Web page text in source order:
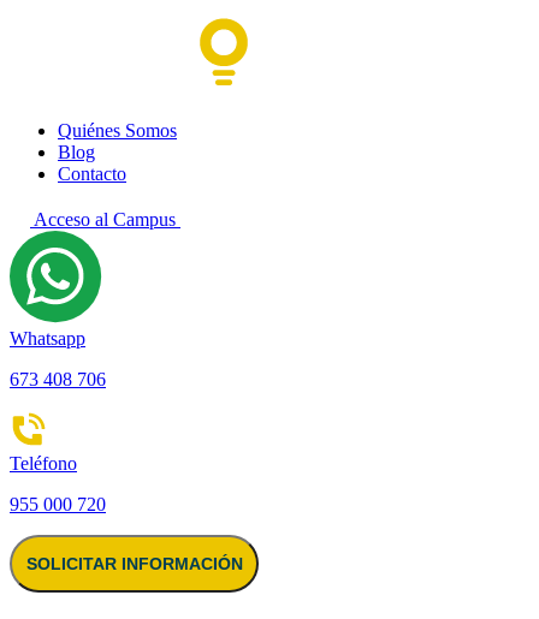
Quiénes Somos
Blog
Contacto
Acceso al Campus
Whatsapp
673 408 706
Teléfono
955 000 720
SOLICITAR INFORMACIÓN